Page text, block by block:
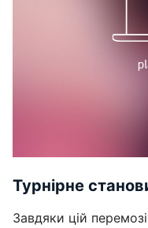
Турнірне
Завдяки цій